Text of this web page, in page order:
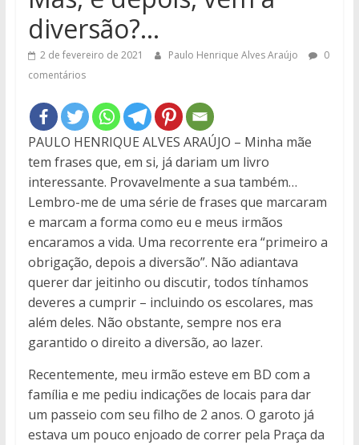
diversão?…
2 de fevereiro de 2021 Paulo Henrique Alves Araújo
0
comentários
PAULO HENRIQUE ALVES ARAÚJO – Minha mãe
tem frases que, em si, já dariam um livro
interessante. Provavelmente a sua também…
Lembro-me de uma série de frases que marcaram
e marcam a forma como eu e meus irmãos
encaramos a vida. Uma recorrente era “primeiro a
obrigação, depois a diversão”. Não adiantava
querer dar jeitinho ou discutir, todos tínhamos
deveres a cumprir – incluindo os escolares, mas
além deles. Não obstante, sempre nos era
garantido o direito a diversão, ao lazer.
Recentemente, meu irmão esteve em BD com a
família e me pediu indicações de locais para dar
um passeio com seu filho de 2 anos. O garoto já
estava um pouco enjoado de correr pela Praça da